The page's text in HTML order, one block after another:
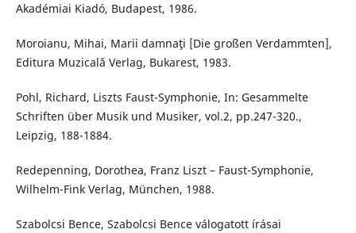
Akadémiai Kiadó, Budapest, 1986.
Moroianu, Mihai, Marii damnaţi [Die großen Verdammten],
Editura Muzicală Verlag, Bukarest, 1983.
Pohl, Richard, Liszts Faust-Symphonie, In: Gesammelte
Schriften über Musik und Musiker, vol.2, pp.247-320.,
Leipzig, 188-1884.
Redepenning, Dorothea, Franz Liszt – Faust-Symphonie,
Wilhelm-Fink Verlag, München, 1988.
Szabolcsi Bence, Szabolcsi Bence válogatott írásai